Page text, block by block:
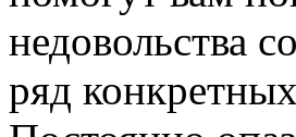
недовольства
ряд